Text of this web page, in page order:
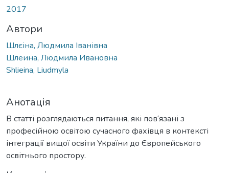
2017
Автори
Шлєіна, Людмила Іванівна
Шлеина, Людмила Ивановна
Shlieina, Liudmyla
Анотація
В статті розглядаються питання, які пов‘язані з
професійною освітою сучасного фахівця в контексті
інтеграції вищої освіти України до Європейського
освітнього простору.